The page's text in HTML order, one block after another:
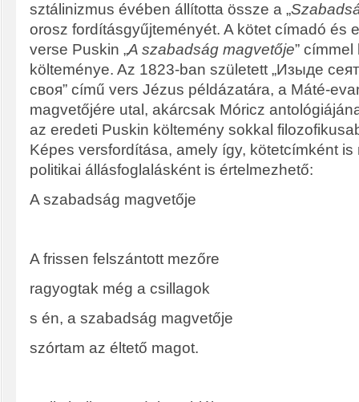
sztálinizmus évében állította össze a „
orosz fordításgyűjteményét. A kötet címadó és
verse Puskin „A szabadság magvetője” címmel
költeménye. Az 1823-ban született „Изыде
своя” című vers Jézus példázatára, a Máté-
magvetőjére utal, akárcsak Móricz
az eredeti Puskin költemény sokkal
Képes versfordítása, amely így, kötetcímként
politikai állásfoglalásként is értelmezhető:
A szabadság magvetője
A frissen felszántott mezőre
ragyogtak még a csillagok
s én, a szabadság magvetője
szórtam az éltető magot.